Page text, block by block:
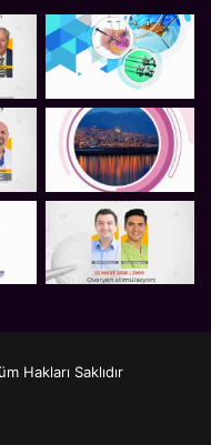
Hakları Saklıdır